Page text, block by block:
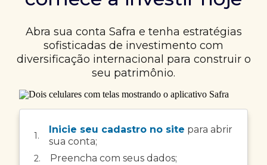
Abra sua conta Safra e tenha estratégias
sofisticadas de investimento com
diversificação internacional para construir o
seu patrimônio.
1.
Inicie seu cadastro no site para abrir
sua conta;
2. Preencha com seus dados;